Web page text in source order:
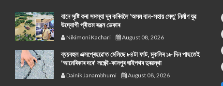
বানে সৃষ্টি কৰা সমস্যা দূৰ কৰিবলৈ ‘অসম বান-সহায় সেতু’ নিৰ্মাণ যুৱ
উদ্যোগী প্ৰীতম ৰঞ্জন ডেকাৰ
Nikimoni Kachari August 08, 2026
ব্যয়বহুল এক্সপ্ৰেছৱে'ত মেলিছে ৮৪টা ফাট, মুকলিৰ ১৮ দিন পাছতেই
'আমেৰিকাৰ দৰে' লক্ষ্ণৌ-কানপুৰ ঘাইপথৰ দুৰৱস্থা
Dainik Janambhumi August 08, 2026